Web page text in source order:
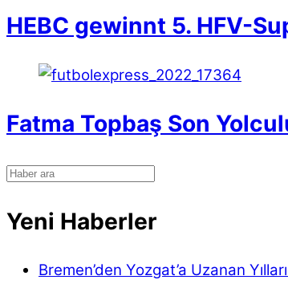
HEBC gewinnt 5. HFV-
Fatma Topbaş Son
Yeni Haberler
Bremen’den Yozgat’a Uzanan